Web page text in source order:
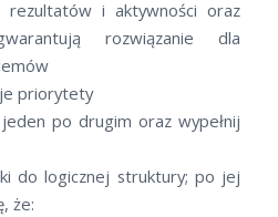
rezultatów i aktywności oraz
rozwiązanie dla
priorytety
po drugim oraz wypełnij
do logicznej struktury; po jej
że: